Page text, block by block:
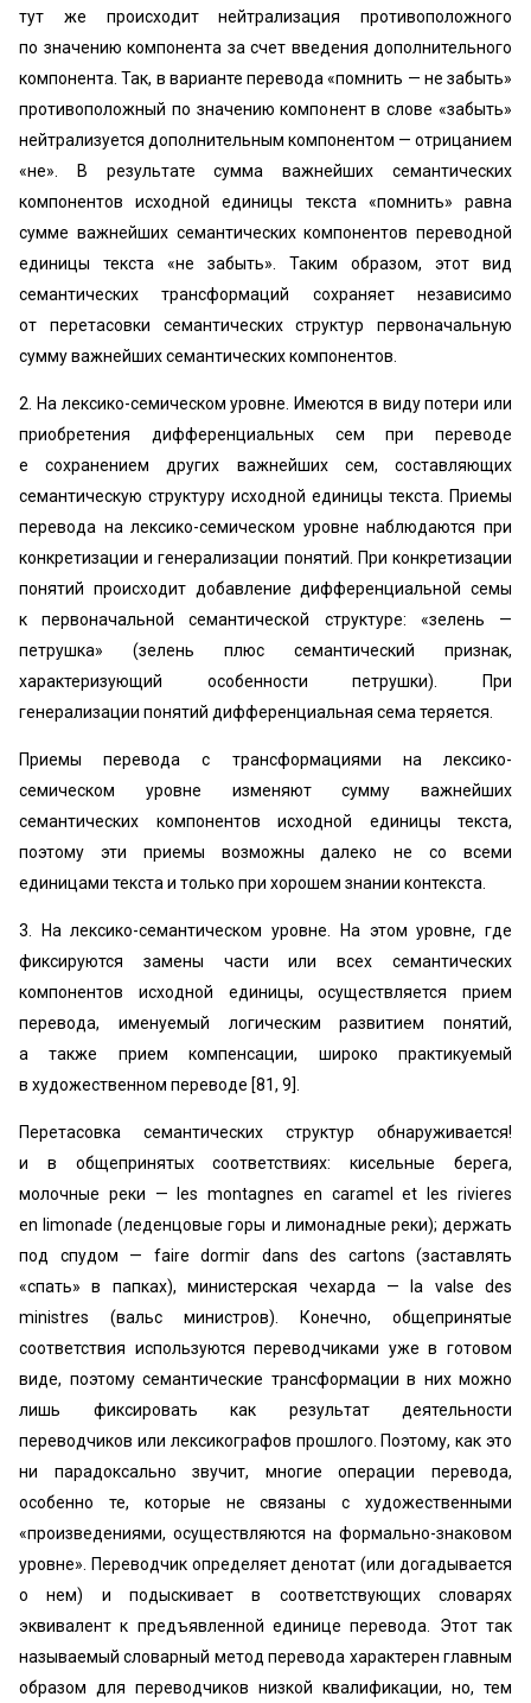
тут же происходит нейтрализация противоположного
по значению компонента за счет введения дополнительного
компонента. Так, в варианте перевода «помнить — не забыть»
противоположный по значению компонент в слове «забыть»
нейтрализуется дополнительным компонентом — отрицанием
«не». В результате сумма важнейших семантических
компонентов исходной единицы текста «помнить» равна
сумме важнейших семантических компонентов переводной
единицы текста «не забыть». Таким образом, этот вид
семантических трансформаций сохраняет независимо
от перетасовки семантических структур первоначальную
сумму важнейших семантических компонентов.
2. На лексико-семическом уровне. Имеются в виду потери или
приобретения дифференциальных сем при переводе
е сохранением других важнейших сем, составляющих
семантическую структуру исходной единицы текста. Приемы
перевода на лексико-семическом уровне наблюдаются при
конкретизации и генерализации понятий. При конкретизации
понятий происходит добавление дифференциальной семы
к первоначальной семантической структуре: «зелень —
петрушка» (зелень плюс семантический признак,
характеризующий особенности петрушки). При
генерализации понятий дифференциальная сема теряется.
Приемы перевода с трансформациями на лексико-
семическом уровне изменяют сумму важнейших
семантических компонентов исходной единицы текста,
поэтому эти приемы возможны далеко не со всеми
единицами текста и только при хорошем знании контекста.
3. На лексико-семантическом уровне. На этом уровне, где
фиксируются замены части или всех семантических
компонентов исходной единицы, осуществляется прием
перевода, именуемый логическим развитием понятий,
а также прием компенсации, широко практикуемый
в художественном переводе [81, 9].
Перетасовка семантических структур обнаруживается!
и в общепринятых соответствиях: кисельные берега,
молочные реки — les montagnes en caramel et les rivieres
en limonade (леденцовые горы и лимонадные реки); держать
под спудом — faire dormir dans des cartons (заставлять
«спать» в папках), министерская чехарда — la valse des
ministres (вальс министров). Конечно, общепринятые
соответствия используются переводчиками уже в готовом
виде, поэтому семантические трансформации в них можно
лишь фиксировать как результат деятельности
переводчиков или лексикографов прошлого. Поэтому, как это
ни парадоксально звучит, многие операции перевода,
особенно те, которые не связаны с художественными
«произведениями, осуществляются на формально-знаковом
уровне». Переводчик определяет денотат (или догадывается
о нем) и подыскивает в соответствующих словарях
эквивалент к предъявленной единице перевода. Этот так
называемый словарный метод перевода характерен главным
образом для переводчиков низкой квалификации, но, тем